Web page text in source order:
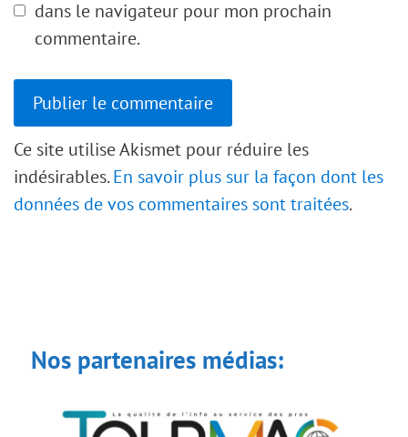
dans le navigateur pour mon prochain
commentaire.
Ce site utilise Akismet pour réduire les
indésirables.En savoir plus sur la façon dont les
données de vos commentaires sont traitées.
Nos partenaires médias: